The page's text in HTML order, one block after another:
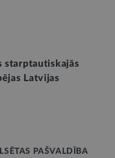
starptautiskajās
Latvijas
PAŠVALDĪBA